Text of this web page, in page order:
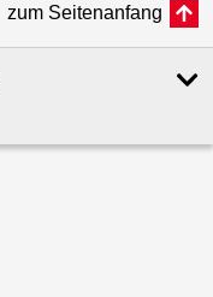
zum Seitenanfang